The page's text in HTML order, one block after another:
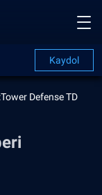
Kaydol
Defense TD